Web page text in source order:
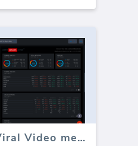
LinkedIn Ads Viral Video metriche